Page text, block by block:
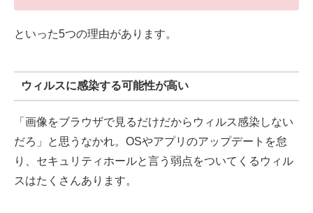
といった5つの理由があります。
ウィルスに感染する可能性が高い
「画像をブラウザで見るだけだからウィルス感染しない
だろ」と思うなかれ。OSやアプリのアップデートを怠
り、セキュリティホールと言う弱点をついてくるウィル
スはたくさんあります。